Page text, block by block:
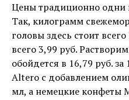
Цены традиционно одни
Так, килограмм
головы здесь стоит
всего 3,99 руб.
обойдется в 16,79 руб.
Altero с добавлением
мл, а немецкие конфеты